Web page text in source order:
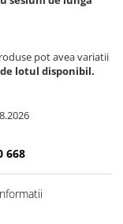
pot avea variatii
lotul disponibil.
668